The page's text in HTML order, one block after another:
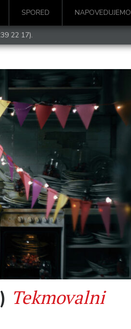
SPORED NAPOVEDUJEMO
22 17).
Tekmovalni